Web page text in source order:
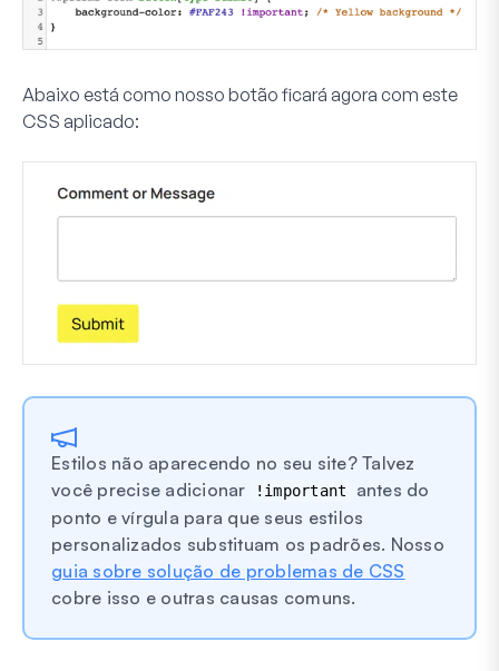
Abaixo está como nosso botão ficará agora com este
CSS aplicado:
Estilos não aparecendo no seu site? Talvez
você precise adicionar
!important
antes do
ponto e vírgula para que seus estilos
personalizados substituam os padrões. Nosso
guia sobre solução de problemas de CSS
cobre isso e outras causas comuns.